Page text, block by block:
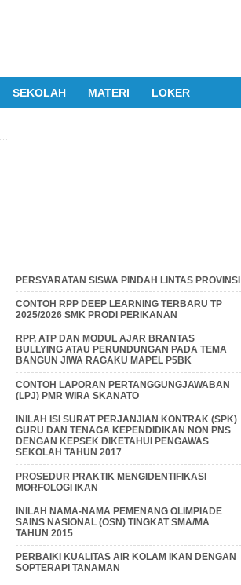
SEKOLAH MATERI LOKER
PERSYARATAN SISWA PINDAH LINTAS PROVINSI
CONTOH RPP DEEP LEARNING TERBARU TP
2025/2026 SMK PRODI PERIKANAN
RPP, ATP DAN MODUL AJAR BRANTAS
BULLYING ATAU PERUNDUNGAN PADA TEMA
BANGUN JIWA RAGAKU MAPEL P5BK
CONTOH LAPORAN PERTANGGUNGJAWABAN
(LPJ) PMR WIRA SKANATO
INILAH ISI SURAT PERJANJIAN KONTRAK (SPK)
GURU DAN TENAGA KEPENDIDIKAN NON PNS
DENGAN KEPSEK DIKETAHUI PENGAWAS
SEKOLAH TAHUN 2017
PROSEDUR PRAKTIK MENGIDENTIFIKASI
MORFOLOGI IKAN
INILAH NAMA-NAMA PEMENANG OLIMPIADE
SAINS NASIONAL (OSN) TINGKAT SMA/MA
TAHUN 2015
PERBAIKI KUALITAS AIR KOLAM IKAN DENGAN
SOPTERAPI TANAMAN